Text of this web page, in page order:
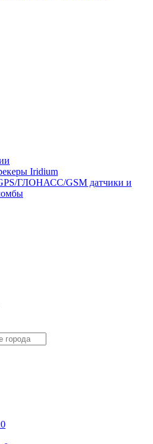
Iridium
ГЛОНАСС/GSM датчики и
0